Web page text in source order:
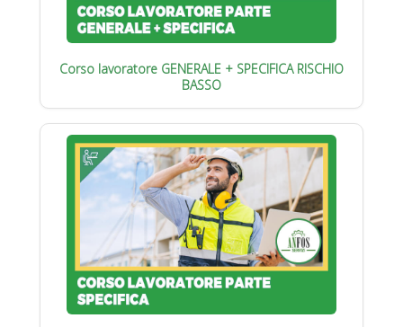
Corso lavoratore GENERALE + SPECIFICA RISCHIO
BASSO